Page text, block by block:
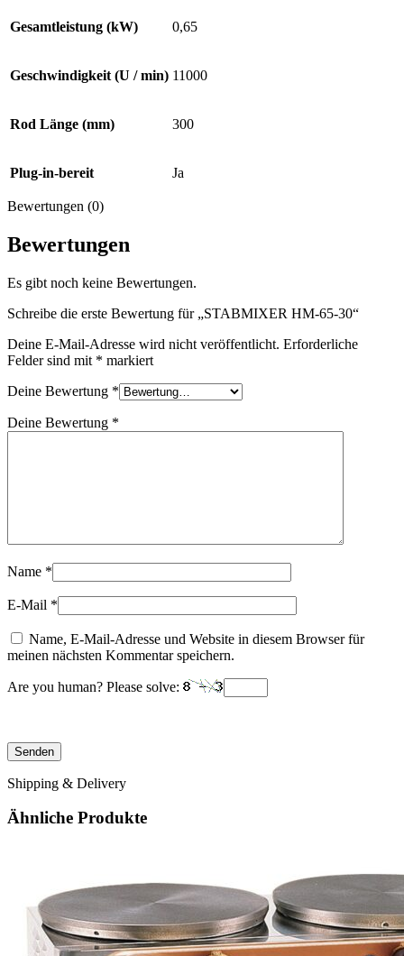
Gesamtleistung (kW) 0,65
Geschwindigkeit (U / min) 11000
Rod Länge (mm) 300
Plug-in-bereit Ja
Bewertungen (0)
Bewertungen
Es gibt noch keine Bewertungen.
Schreibe die erste Bewertung für „STABMIXER HM-65-30“
Deine E-Mail-Adresse wird nicht veröffentlicht. Erforderliche
Felder sind mit * markiert
Deine Bewertung *
Deine Bewertung *
Name *
E-Mail *
Name, E-Mail-Adresse und Website in diesem Browser für
meinen nächsten Kommentar speichern.
Are you human? Please solve:
Shipping & Delivery
Ähnliche Produkte